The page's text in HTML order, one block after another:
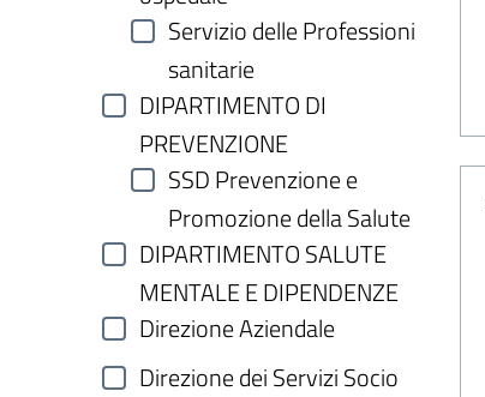
Servizio delle Professioni
sanitarie
DIPARTIMENTO DI
PREVENZIONE
SSD Prevenzione e
Promozione della Salute
DIPARTIMENTO SALUTE
MENTALE E DIPENDENZE
Direzione Aziendale
Direzione dei Servizi Socio